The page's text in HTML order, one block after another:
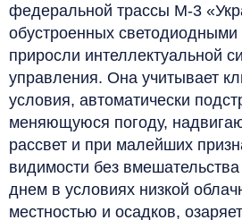
федеральной трассы М-3
обустроенных светодиодными
приросли интеллектуальной
управления. Она учитывает
условия, автоматически
меняющуюся погоду,
рассвет и при малейших
видимости без
днем в условиях низкой
местностью и осадков,